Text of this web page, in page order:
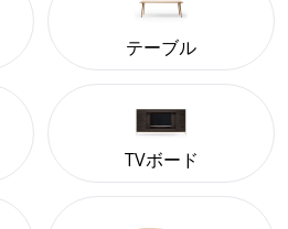
テーブル
TVボード